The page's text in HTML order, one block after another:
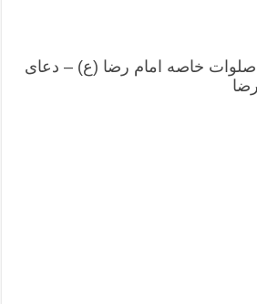
صلوات خاصه امام رضا (ع) – دعای